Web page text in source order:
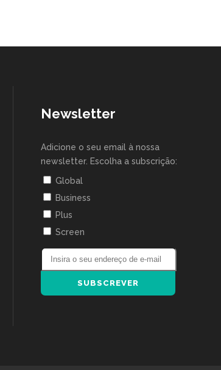
Newsletter
Adicione o seu email à nossa
newsletter. Escolha a subscrição:
Global
Business
Plus
Screen